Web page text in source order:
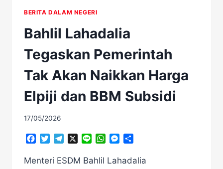
BERITA DALAM NEGERI
Bahlil Lahadalia
Tegaskan Pemerintah
Tak Akan Naikkan Harga
Elpiji dan BBM Subsidi
17/05/2026
Facebook
TwitterTelegramLine WhatsAppMessenger
Menteri ESDM Bahlil Lahadalia